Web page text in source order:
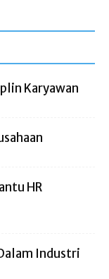
Karyawan
HR
Industri